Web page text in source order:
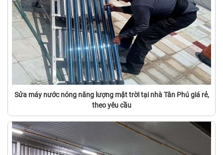
Sửa máy nước nóng năng lượng mặt trời tại nhà Tân Phú giá rẻ,
theo yêu cầu